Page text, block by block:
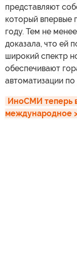
представляют
который впервые
году. Тем не
доказала, что ей
широкий спектр
обеспечивают
автоматизации
ИноСМИ теперь
международное